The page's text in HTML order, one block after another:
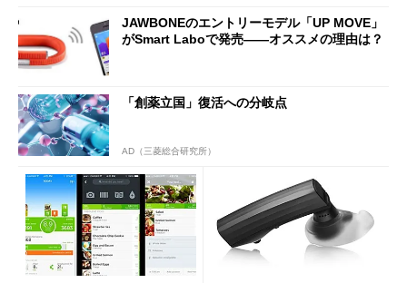
JAWBONEのエントリーモデル「UP MOVE」
がSmart Laboで発売――オススメの理由は？
「創薬立国」復活への分岐点
AD（三菱総合研究所）